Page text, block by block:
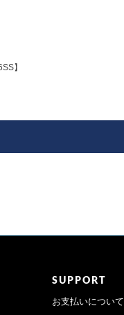
】
SUPPORT
お支払いについて